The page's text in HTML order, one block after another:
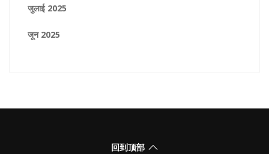
जुलाई 2025
जून 2025
回到顶部